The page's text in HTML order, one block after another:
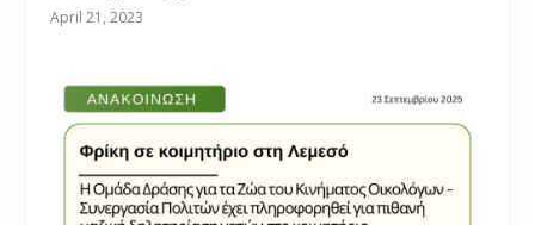
April 21, 2023